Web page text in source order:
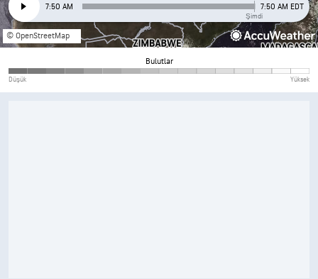
7:50 AM
Şimdi
7:50 AM EDT
© OpenStreetMap
Bulutlar
Düşük Yüksek